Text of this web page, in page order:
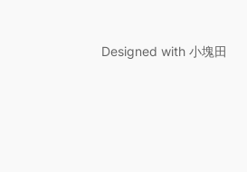
Designed with 小塊田